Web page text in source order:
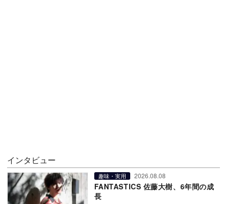
インタビュー
趣味・実用 2026.08.08
FANTASTICS 佐藤大樹、6年間の成
長